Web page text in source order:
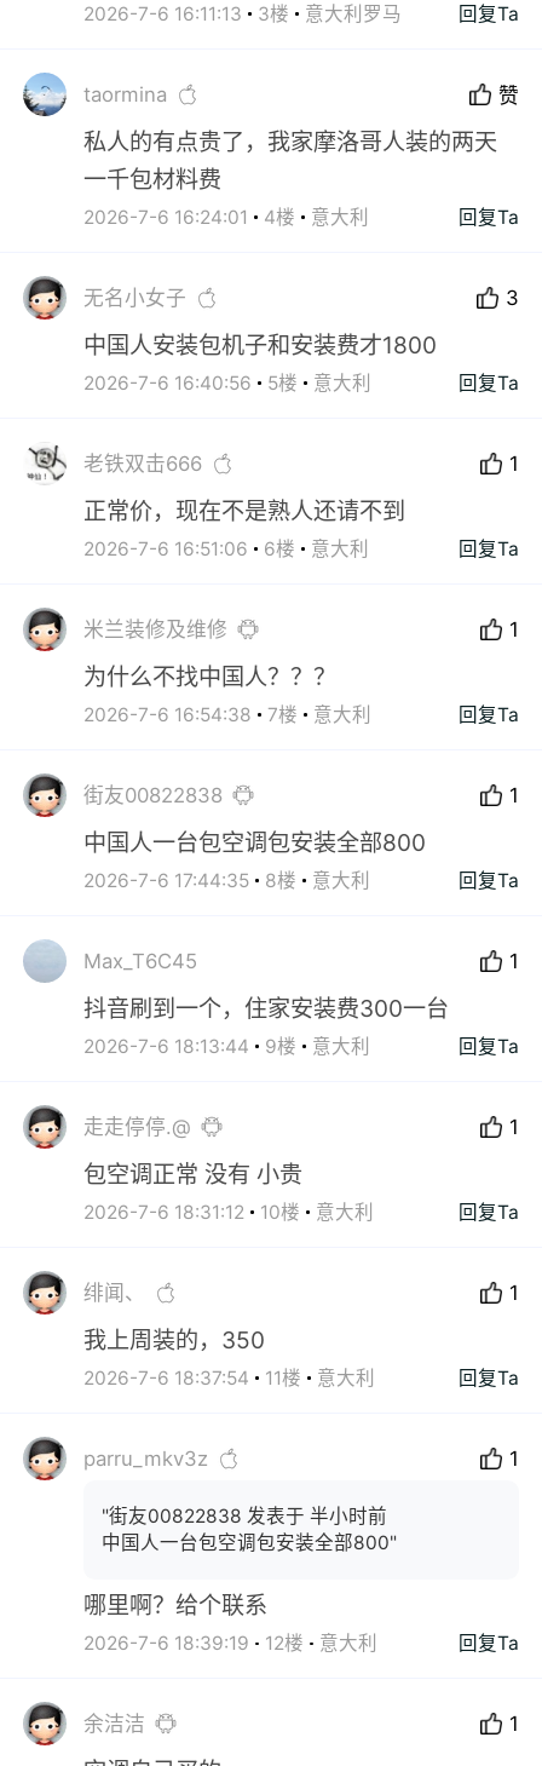
2026-7-6 16:11:13 3楼 意大利罗马 回复Ta
taormina 赞
私人的有点贵了，我家摩洛哥人装的两天
一千包材料费
2026-7-6 16:24:01 4楼 意大利 回复Ta
无名小女子 3
中国人安装包机子和安装费才1800
2026-7-6 16:40:56 5楼 意大利 回复Ta
老铁双击666 1
正常价，现在不是熟人还请不到
2026-7-6 16:51:06 6楼 意大利 回复Ta
米兰装修及维修 1
为什么不找中国人？？？
2026-7-6 16:54:38 7楼 意大利 回复Ta
街友00822838 1
中国人一台包空调包安装全部800
2026-7-6 17:44:35 8楼 意大利 回复Ta
Max_T6C45 1
抖音刷到一个，住家安装费300一台
2026-7-6 18:13:44 9楼 意大利 回复Ta
走走停停.@ 1
包空调正常 没有 小贵
2026-7-6 18:31:12 10楼 意大利 回复Ta
绯闻、 1
我上周装的，350
2026-7-6 18:37:54 11楼 意大利 回复Ta
parru_mkv3z 1
"街友00822838 发表于 半小时前
中国人一台包空调包安装全部800"
哪里啊？给个联系
2026-7-6 18:39:19 12楼 意大利 回复Ta
余洁洁 1